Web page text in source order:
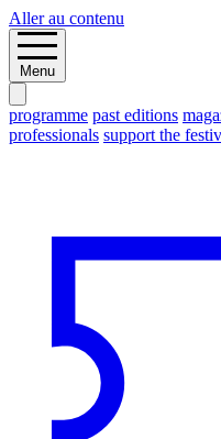
Aller au contenu
Menu
programme past editions
professionals support the